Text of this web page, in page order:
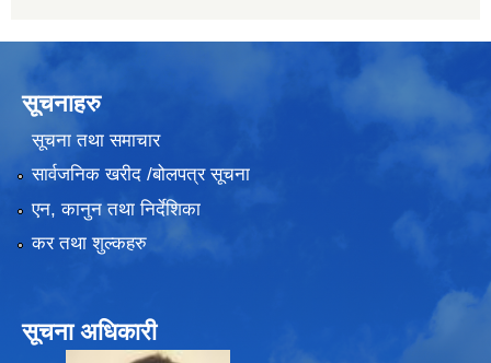
सूचनाहरु
सूचना तथा समाचार
सार्वजनिक खरीद /बोलपत्र सूचना
एन, कानुन तथा निर्देशिका
कर तथा शुल्कहरु
सूचना अधिकारी